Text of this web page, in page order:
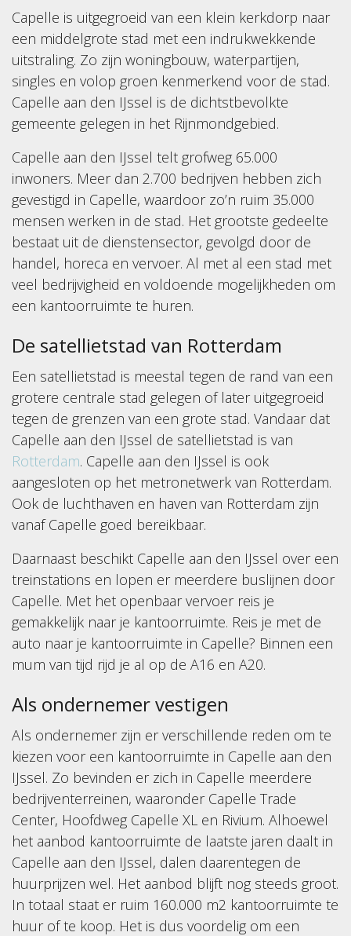
Capelle is uitgegroeid van een klein kerkdorp naar
een middelgrote stad met een indrukwekkende
uitstraling. Zo zijn woningbouw, waterpartijen,
singles en volop groen kenmerkend voor de stad.
Capelle aan den IJssel is de dichtstbevolkte
gemeente gelegen in het Rijnmondgebied.
Capelle aan den IJssel telt grofweg 65.000
inwoners. Meer dan 2.700 bedrijven hebben zich
gevestigd in Capelle, waardoor zo’n ruim 35.000
mensen werken in de stad. Het grootste gedeelte
bestaat uit de dienstensector, gevolgd door de
handel, horeca en vervoer. Al met al een stad met
veel bedrijvigheid en voldoende mogelijkheden om
een kantoorruimte te huren.
De satellietstad van Rotterdam
Een satellietstad is meestal tegen de rand van een
grotere centrale stad gelegen of later uitgegroeid
tegen de grenzen van een grote stad. Vandaar dat
Capelle aan den IJssel de satellietstad is van
Rotterdam. Capelle aan den IJssel is ook
aangesloten op het metronetwerk van Rotterdam.
Ook de luchthaven en haven van Rotterdam zijn
vanaf Capelle goed bereikbaar.
Daarnaast beschikt Capelle aan den IJssel over een
treinstations en lopen er meerdere buslijnen door
Capelle. Met het openbaar vervoer reis je
gemakkelijk naar je kantoorruimte. Reis je met de
auto naar je kantoorruimte in Capelle? Binnen een
mum van tijd rijd je al op de A16 en A20.
Als ondernemer vestigen
Als ondernemer zijn er verschillende reden om te
kiezen voor een kantoorruimte in Capelle aan den
IJssel. Zo bevinden er zich in Capelle meerdere
bedrijventerreinen, waaronder Capelle Trade
Center, Hoofdweg Capelle XL en Rivium. Alhoewel
het aanbod kantoorruimte de laatste jaren daalt in
Capelle aan den IJssel, dalen daarentegen de
huurprijzen wel. Het aanbod blijft nog steeds groot.
In totaal staat er ruim 160.000 m2 kantoorruimte te
huur of te koop. Het is dus voordelig om een